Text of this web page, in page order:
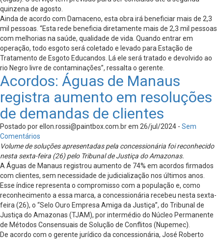
quinzena de agosto.
Ainda de acordo com Damaceno, esta obra irá beneficiar mais de 2,3
mil pessoas. “Esta rede beneficia diretamente mais de 2,3 mil pessoas
com melhorias na saúde, qualidade de vida. Quando entrar em
operação, todo esgoto será coletado e levado para Estação de
Tratamento de Esgoto Educandos. Lá ele será tratado e devolvido ao
rio Negro livre de contaminações”, ressalta o gerente.
Acordos: Águas de Manaus
registra aumento em resoluções
de demandas de clientes
Postado porellon.rossi@paintbox.com.brem 26/jul/2024 - Sem
Comentários
Volume de soluções apresentadas pela concessionária foi reconhecido
nesta sexta-feira (26) pelo Tribunal de Justiça do Amazonas.
A Águas de Manaus registrou aumento de 74% em acordos firmados
com clientes, sem necessidade de judicialização nos últimos anos.
Esse índice representa o compromisso com a população e, como
reconhecimento a essa marca, a concessionária recebeu nesta sexta-
feira (26), o “Selo Ouro Empresa Amiga da Justiça”, do Tribunal de
Justiça do Amazonas (TJAM), por intermédio do Núcleo Permanente
de Métodos Consensuais de Solução de Conflitos (Nupemec).
De acordo com o gerente jurídico da concessionária, José Roberto